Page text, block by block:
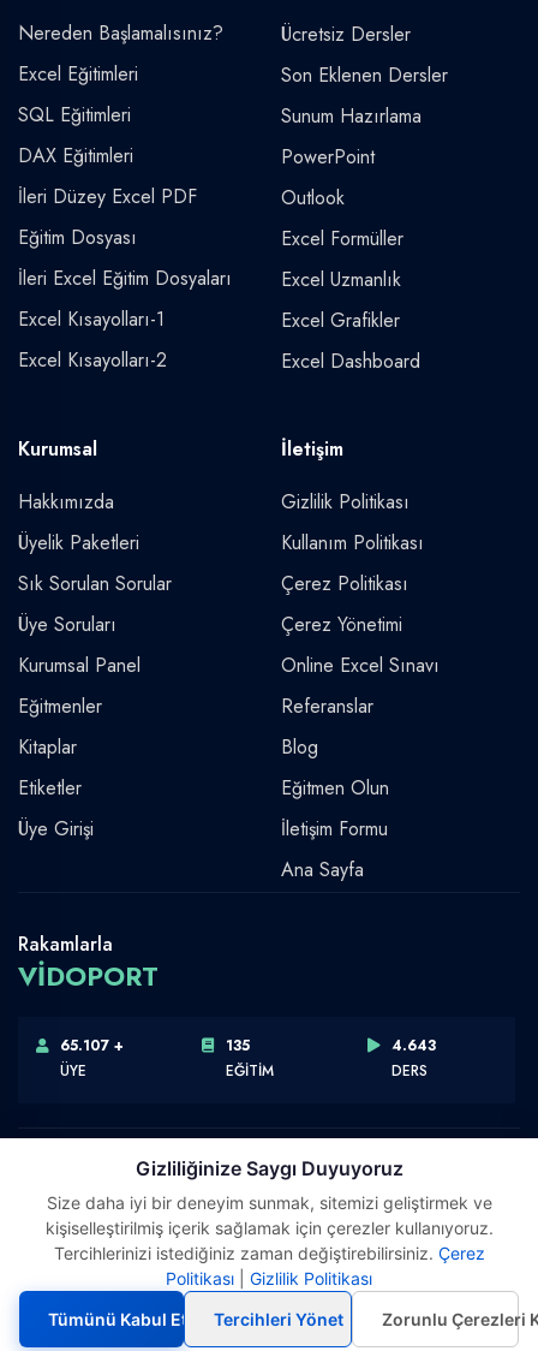
Nereden Başlamalısınız?
Excel Eğitimleri
SQL Eğitimleri
DAX Eğitimleri
İleri Düzey Excel PDF
Eğitim Dosyası
İleri Excel Eğitim Dosyaları
Excel Kısayolları-1
Excel Kısayolları-2
Ücretsiz Dersler
Son Eklenen Dersler
Sunum Hazırlama
PowerPoint
Outlook
Excel Formüller
Excel Uzmanlık
Excel Grafikler
Excel Dashboard
Kurumsal
Hakkımızda
Üyelik Paketleri
Sık Sorulan Sorular
Üye Soruları
Kurumsal Panel
Eğitmenler
Kitaplar
Etiketler
Üye Girişi
İletişim
Gizlilik Politikası
Kullanım Politikası
Çerez Politikası
Çerez Yönetimi
Online Excel Sınavı
Referanslar
Blog
Eğitmen Olun
İletişim Formu
Ana Sayfa
Rakamlarla
VİDOPORT
65.107 +
ÜYE
135
EĞİTİM
4.643
DERS
Telif Hakkı © 2026 Vidoport, Inc.
Software,Design & Development:Webimonline
Gizliliğinize Saygı Duyuyoruz
Size daha iyi bir deneyim sunmak, sitemizi geliştirmek ve
kişiselleştirilmiş içerik sağlamak için çerezler kullanıyoruz.
Tercihlerinizi istediğiniz zaman değiştirebilirsiniz. Çerez
Politikası
Gizlilik Politikası
Tümünü Kabul Et
Tercihleri Yönet Zorunlu Çerezleri